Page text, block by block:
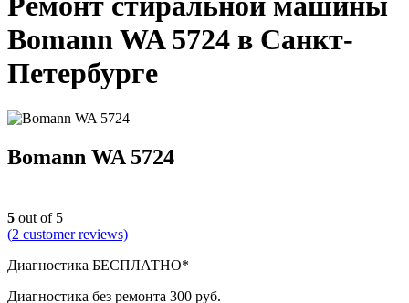
Bomann WA 5724 в Санкт-
Петербурге
Bomann WA 5724
5 out of 5
(2 customer reviews)
Диагностика БЕСПЛАТНО*
Диагностика без ремонта 300 руб.